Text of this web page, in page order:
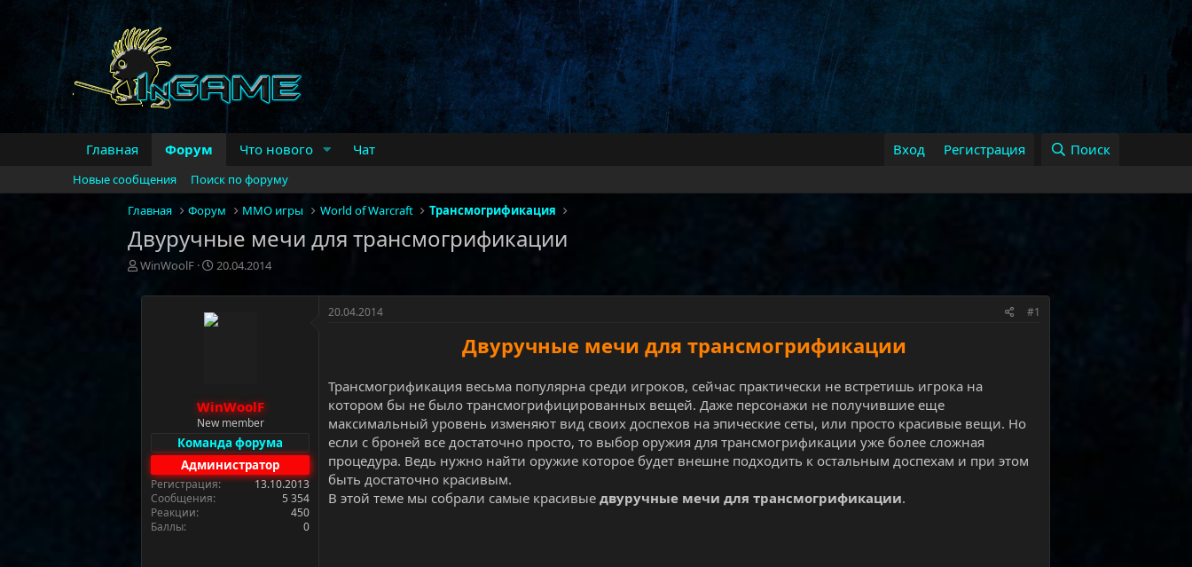
Главная Форум Что нового Чат Вход Регистрация Поиск
Новые сообщения
Поиск по форуму
Главная
Форум MMO игры World of Warcraft Трансмогрификация
Двуручные мечи для трансмогрификации
А
т
WinWoolF
Д
т
а
н
а
20.04.2014
WinWoolF
New member
Команда форума
Администратор
Регистрация
13.10.2013
Сообщения
5 354
Реакции
450
Баллы
0
20.04.2014 #1
Двуручные мечи для трансмогрификации
Трансмогрификация весьма популярна среди игроков, сейчас практически не встретишь игрока на
котором бы не было трансмогрифицированных вещей. Даже персонажи не получившие еще
максимальный уровень изменяют вид своих доспехов на эпические сеты, или просто красивые вещи. Но
если с броней все достаточно просто, то выбор оружия для трансмогрификации уже более сложная
процедура. Ведь нужно найти оружие которое будет внешне подходить к остальным доспехам и при этом
быть достаточно красивым.
В этой теме мы собрали самые красивыедвуручные мечи для трансмогрификации.